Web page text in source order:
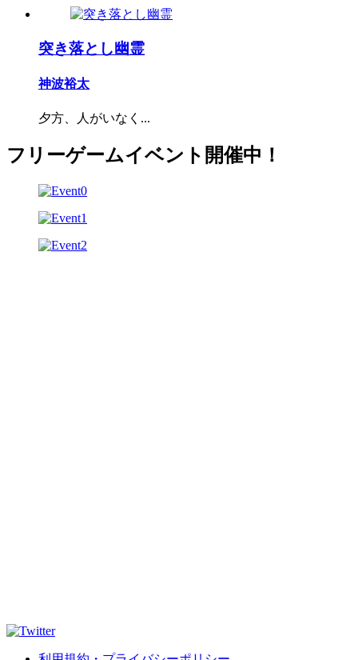
突き落とし幽霊
神波裕太
夕方、人がいなく...
フリーゲームイベント開催中！